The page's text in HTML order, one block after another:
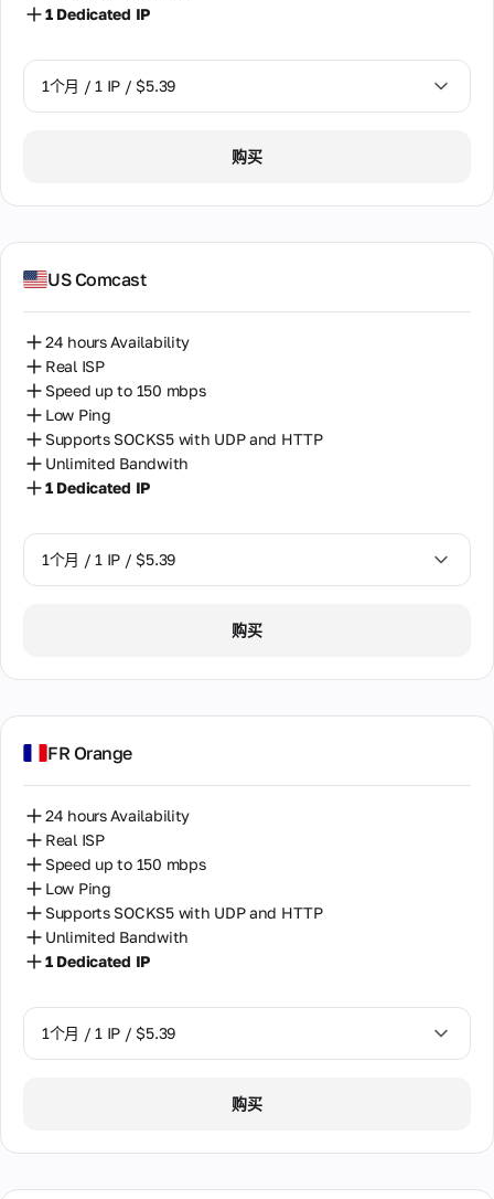
1 Dedicated IP
1个月 / 1 IP / $5.39
购买
US Comcast
24 hours Availability
Real ISP
Speed up to 150 mbps
Low Ping
Supports SOCKS5 with UDP and HTTP
Unlimited Bandwith
1 Dedicated IP
1个月 / 1 IP / $5.39
购买
FR Orange
24 hours Availability
Real ISP
Speed up to 150 mbps
Low Ping
Supports SOCKS5 with UDP and HTTP
Unlimited Bandwith
1 Dedicated IP
1个月 / 1 IP / $5.39
购买